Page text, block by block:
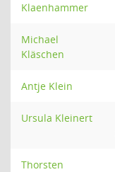
Klaenhammer
Michael
Kläschen
Antje Klein
Ursula Kleinert
Thorsten